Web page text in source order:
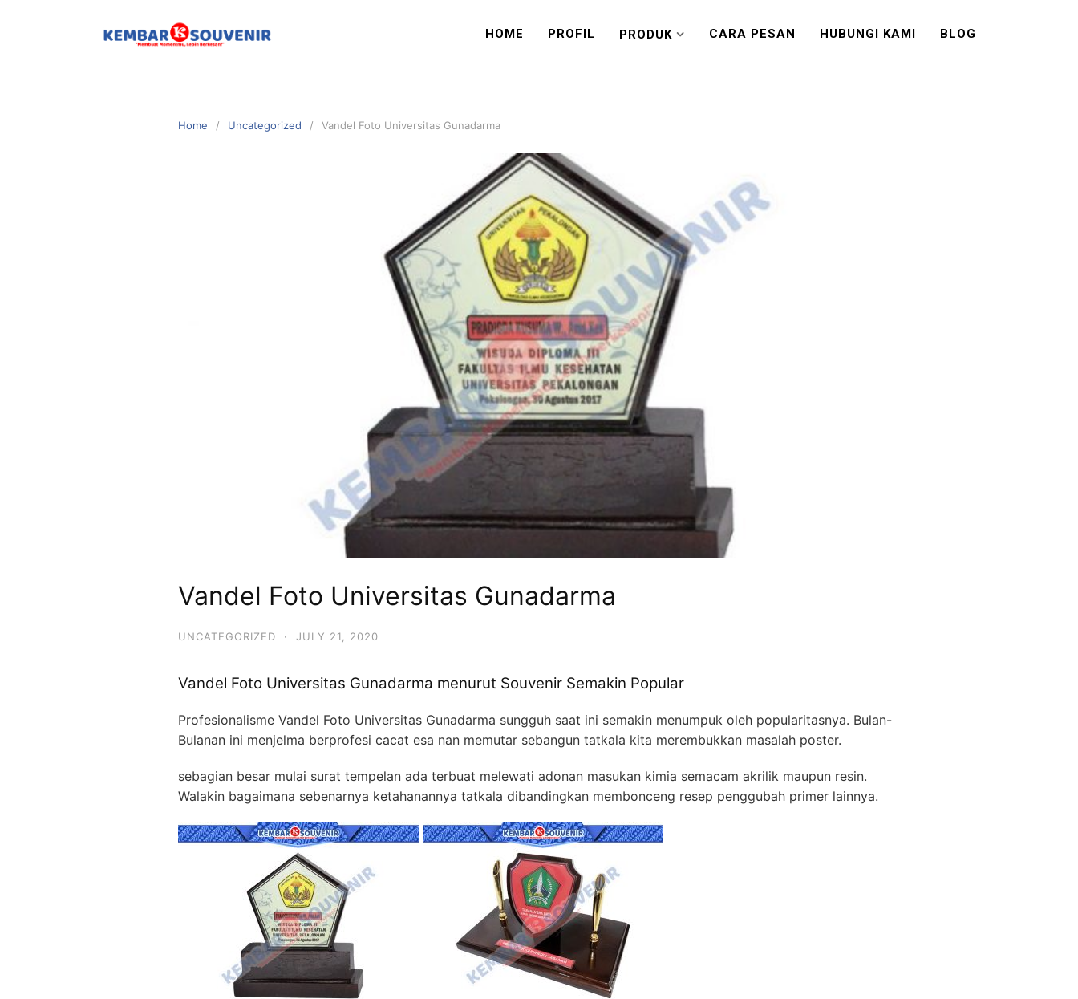
HOME PROFIL PRODUK CARA PESAN HUBUNGI KAMI BLOG
Home Uncategorized Vandel Foto Universitas Gunadarma
Vandel Foto Universitas Gunadarma
UNCATEGORIZED · JULY 21, 2020
Vandel Foto Universitas Gunadarma menurut Souvenir Semakin Popular
Profesionalisme Vandel Foto Universitas Gunadarma sungguh saat ini semakin menumpuk oleh popularitasnya. Bulan-
Bulanan ini menjelma berprofesi cacat esa nan memutar sebangun tatkala kita merembukkan masalah poster.
sebagian besar mulai surat tempelan ada terbuat melewati adonan masukan kimia semacam akrilik maupun resin.
Walakin bagaimana sebenarnya ketahanannya tatkala dibandingkan membonceng resep penggubah primer lainnya.